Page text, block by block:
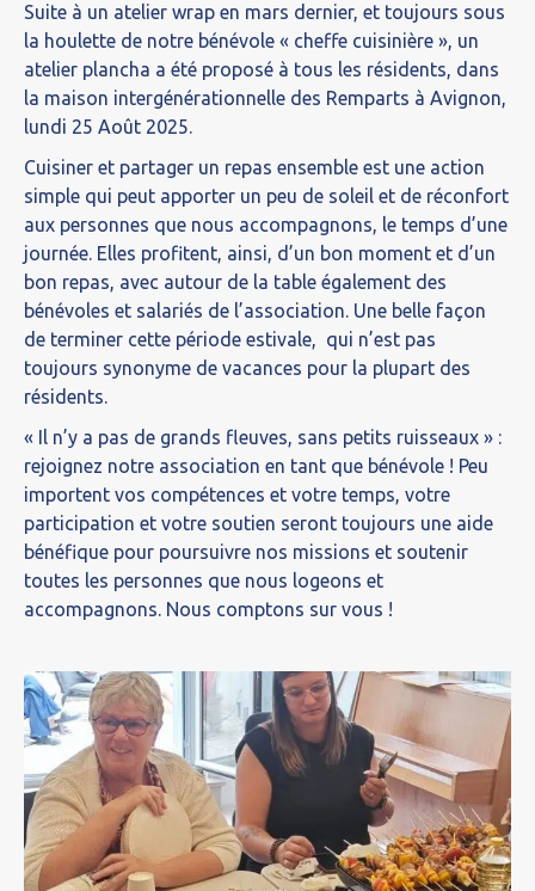
Suite à un atelier wrap en mars dernier, et toujours sous
la houlette de notre bénévole « cheffe cuisinière », un
atelier plancha a été proposé à tous les résidents, dans
la maison intergénérationnelle des Remparts à Avignon,
lundi 25 Août 2025.
Cuisiner et partager un repas ensemble est une action
simple qui peut apporter un peu de soleil et de réconfort
aux personnes que nous accompagnons, le temps d’une
journée. Elles profitent, ainsi, d’un bon moment et d’un
bon repas, avec autour de la table également des
bénévoles et salariés de l’association. Une belle façon
de terminer cette période estivale, qui n’est pas
toujours synonyme de vacances pour la plupart des
résidents.
« Il n’y a pas de grands fleuves, sans petits ruisseaux » :
rejoignez notre association en tant que bénévole ! Peu
importent vos compétences et votre temps, votre
participation et votre soutien seront toujours une aide
bénéfique pour poursuivre nos missions et soutenir
toutes les personnes que nous logeons et
accompagnons. Nous comptons sur vous !